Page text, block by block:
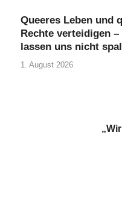
Queeres Leben und
Rechte verteidigen
lassen uns nicht
1. August 2026